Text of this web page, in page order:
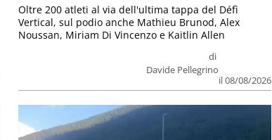
di
Davide Pellegrino
il 08/08/2026
Oltre 200 atleti al via dell'ultima tappa del Défì
Vertical, sul podio anche Mathieu Brunod, Alex
Noussan, Miriam Di Vincenzo e Kaitlin Allen